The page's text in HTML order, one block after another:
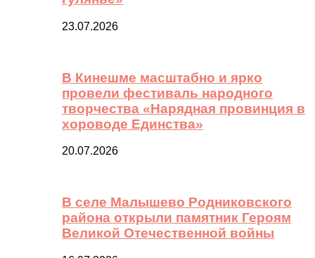
23.07.2026
В Кинешме масштабно и ярко
провели фестиваль народного
творчества «Нарядная провинция в
хороводе Единства»
20.07.2026
В селе Малышево Родниковского
района открыли памятник Героям
Великой Отечественной войны